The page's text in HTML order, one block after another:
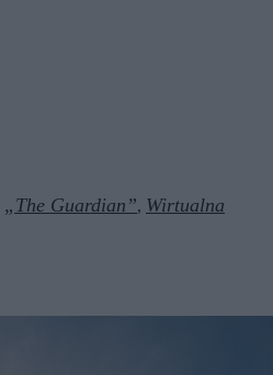
„The Guardian”, Wirtualna